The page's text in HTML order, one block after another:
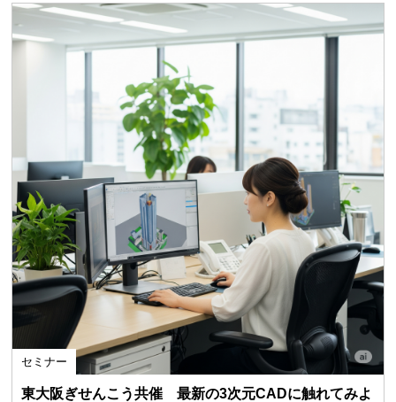
セミナー
東大阪ぎせんこう共催 最新の3次元CADに触れてみよ